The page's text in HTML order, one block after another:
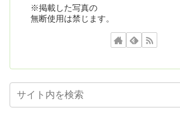
※掲載した写真の
無断使用は禁じます。